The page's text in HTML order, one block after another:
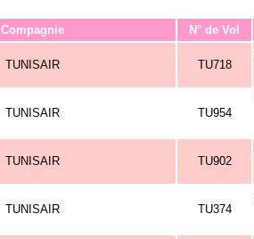
Compagnie N° de Vol
TUNISAIR TU718
TUNISAIR TU954
TUNISAIR TU902
TUNISAIR TU374